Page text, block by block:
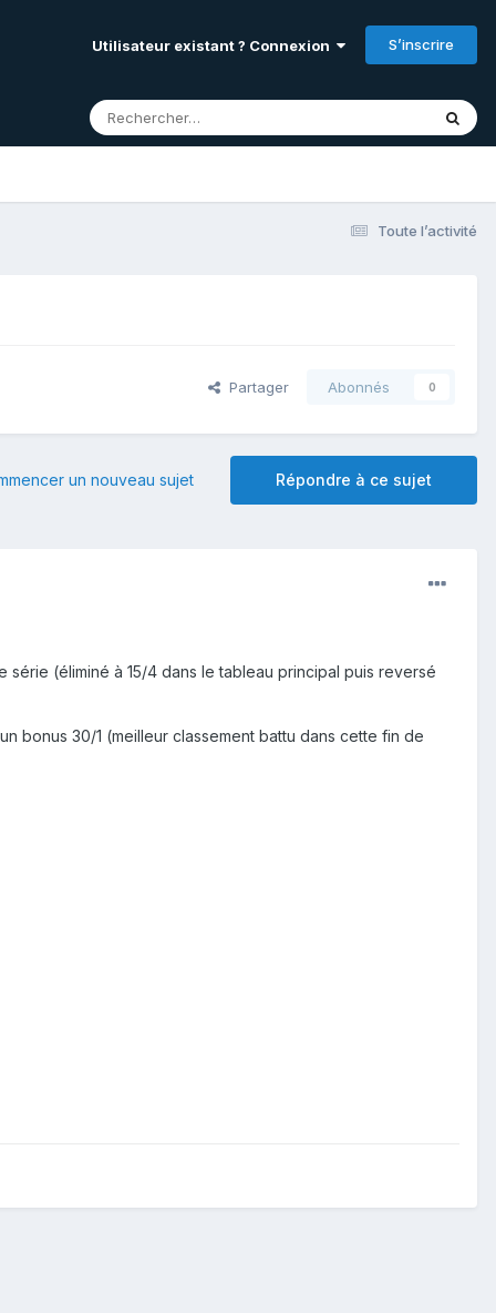
Utilisateur existant ? Connexion S’inscrire
Toute l’activité
Partager Abonnés 0
Répondre à ce sujet
un nouveau sujet
(éliminé à 15/4 dans le tableau principal puis reversé
bonus 30/1 (meilleur classement battu dans cette fin de